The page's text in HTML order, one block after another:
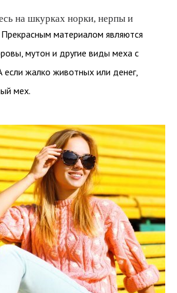
на шкурках норки, нерпы и
материалом являются
мутон и другие виды меха с
если жалко животных или денег,
мех.